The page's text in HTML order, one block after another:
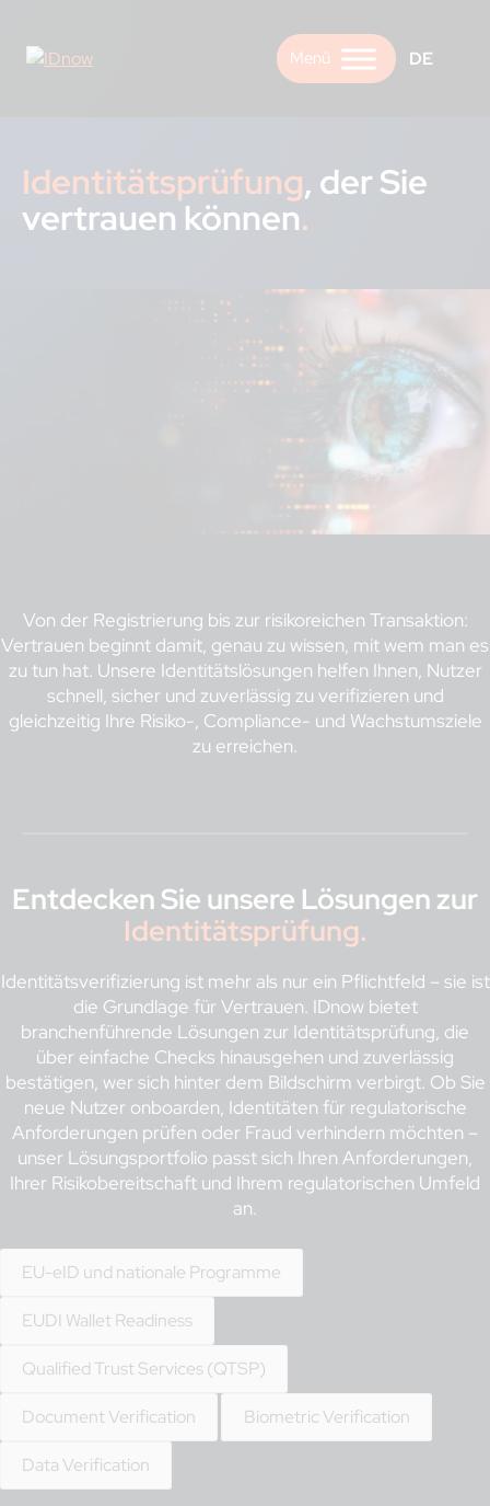
content
DE
Identitätsprüfung, der Sie
vertrauen können.
Von der Registrierung bis zur risikoreichen Transaktion:
Vertrauen beginnt damit, genau zu wissen, mit wem man es
zu tun hat. Unsere Identitätslösungen helfen Ihnen, Nutzer
schnell, sicher und zuverlässig zu verifizieren und
gleichzeitig Ihre Risiko-, Compliance- und Wachstumsziele
zu erreichen.
Entdecken Sie unsere Lösungen zur
Identitätsprüfung.
Identitätsverifizierung ist mehr als nur ein Pflichtfeld – sie ist
die Grundlage für Vertrauen. IDnow bietet
branchenführende Lösungen zur Identitätsprüfung, die
über einfache Checks hinausgehen und zuverlässig
bestätigen, wer sich hinter dem Bildschirm verbirgt. Ob Sie
neue Nutzer onboarden, Identitäten für regulatorische
Anforderungen prüfen oder Fraud verhindern möchten –
unser Lösungsportfolio passt sich Ihren Anforderungen,
Ihrer Risikobereitschaft und Ihrem regulatorischen Umfeld
an.
EU-eID und nationale Programme
EUDI Wallet Readiness
Qualified Trust Services (QTSP)
Document Verification Biometric Verification
Data Verification